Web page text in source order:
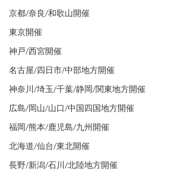
京都/奈良/和歌山開催
東京開催
神戸/西宮開催
名古屋/四日市/中部地方開催
神奈川/埼玉/千葉/静岡/関東地方開催
広島/岡山/山口/中国四国地方開催
福岡/熊本/鹿児島/九州開催
北海道/仙台/東北開催
長野/新潟/石川/北陸地方開催